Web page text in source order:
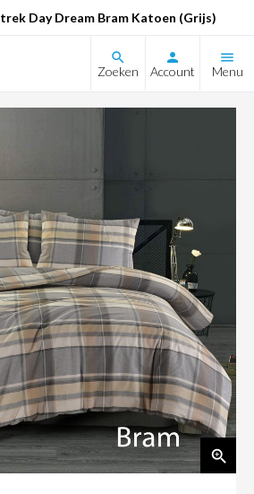
Day Dream Bram Katoen (Grijs)
Zoeken Account Menu